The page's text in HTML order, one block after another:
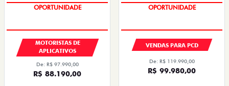
OPORTUNIDADE
MOTORISTAS DE
APLICATIVOS
De: R$ 97.990,00
R$ 88.190,00
OPORTUNIDADE
VENDAS PARA PCD
De: R$ 119.990,00
R$ 99.980,00